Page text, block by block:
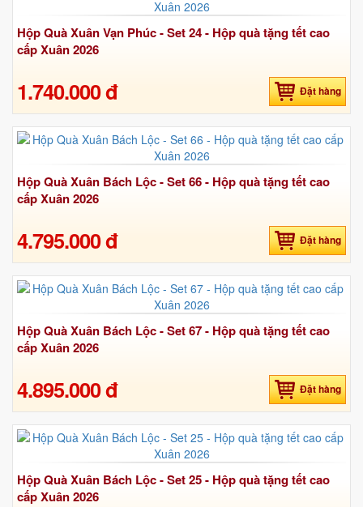
Hộp Quà Xuân Vạn Phúc - Set 24 - Hộp quà tặng tết cao
cấp Xuân 2026
1.740.000 đ Đặt hàng
Hộp Quà Xuân Bách Lộc - Set 66 - Hộp quà tặng tết cao
cấp Xuân 2026
4.795.000 đ Đặt hàng
Hộp Quà Xuân Bách Lộc - Set 67 - Hộp quà tặng tết cao
cấp Xuân 2026
4.895.000 đ Đặt hàng
Hộp Quà Xuân Bách Lộc - Set 25 - Hộp quà tặng tết cao
cấp Xuân 2026